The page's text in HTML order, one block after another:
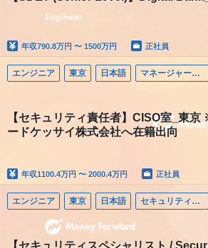
年収790.8万円 〜 1500万円 正社員
エンジニア 東京 日本語 マネージャー（エンジニア）
【セキュリティ責任者】CISO室_東
ードケッサイ株式会社へ在籍出向
年収1100.4万円 〜 2000.4万円 正社員
エンジニア 東京 日本語 セキュリティエンジニア
【セキュリティスペシャリスト /